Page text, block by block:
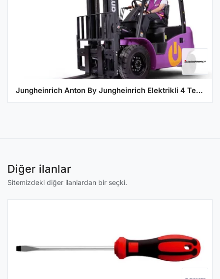
Jungheinrich Anton By Jungheinrich Elektrikli 4 Tekerlekli Forklift CBH 25 Zt 3300 ISS ZH1
Diğer ilanlar
Sitemizdeki diğer ilanlardan bir seçki.